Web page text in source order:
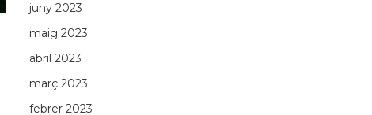
juny 2023
maig 2023
abril 2023
març 2023
febrer 2023